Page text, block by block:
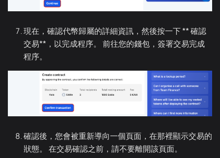
現在，確認代幣歸屬的詳細資訊，然後按一下 ** 確認
交易**，以完成程序。 前往您的錢包，簽署交易完成
程序。
確認後，您會被重新導向一個頁面，在那裡顯示交易的
狀態。 在交易確認之前，請不要離開該頁面。